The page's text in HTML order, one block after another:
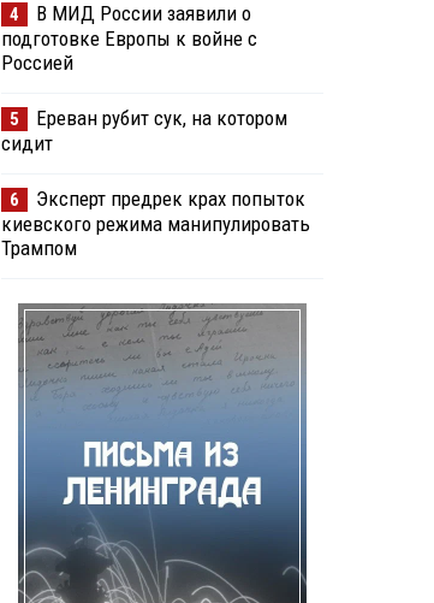
4
В МИД России заявили о
подготовке Европы к войне с
Россией
5
Ереван рубит сук, на котором
сидит
6
Эксперт предрек крах попыток
киевского режима манипулировать
Трампом